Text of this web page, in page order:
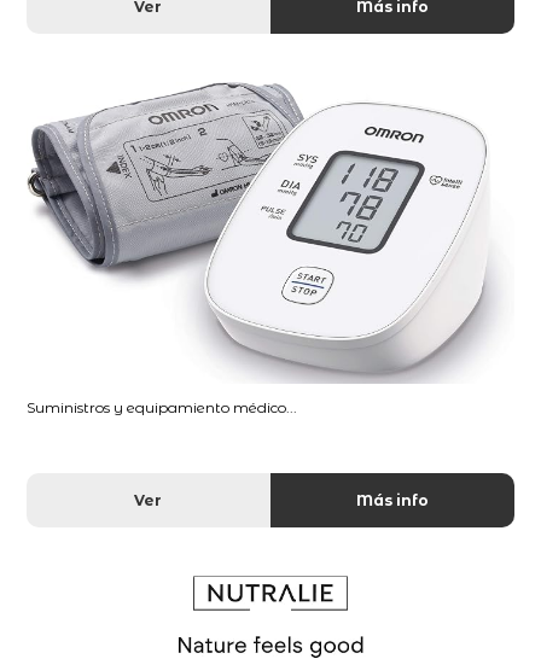
Ver Más info
Suministros y equipamiento médico...
Ver Más info